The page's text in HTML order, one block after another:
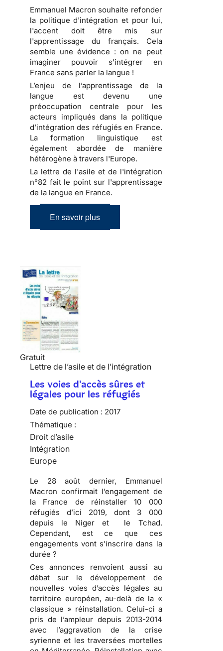
Emmanuel Macron souhaite refonder
la politique d'intégration et pour lui,
l'accent doit être mis sur
l'apprentissage du français. Cela
semble une évidence : on ne peut
imaginer pouvoir s'intégrer en
France sans parler la langue !
L’enjeu de l’apprentissage de la
langue est devenu une
préoccupation centrale pour les
acteurs impliqués dans la politique
d’intégration des réfugiés en France.
La formation linguistique est
également abordée de manière
hétérogène à travers l'Europe.
La lettre de l'asile et de l'intégration
n°82 fait le point sur l'apprentissage
de la langue en France.
En savoir plus
Gratuit
Lettre de l’asile et de l’intégration
Les voies d'accès sûres et
légales pour les réfugiés
Date de publication : 2017
Thématique :
Droit d’asile
Intégration
Europe
Le 28 août dernier, Emmanuel
Macron confirmait l’engagement de
la France de réinstaller 10 000
réfugiés d’ici 2019, dont 3 000
depuis le Niger et le Tchad.
Cependant, est ce que ces
engagements vont s’inscrire dans la
durée ?
Ces annonces renvoient aussi au
débat sur le développement de
nouvelles voies d’accès légales au
territoire européen, au-delà de la «
classique » réinstallation. Celui-ci a
pris de l’ampleur depuis 2013-2014
avec l’aggravation de la crise
syrienne et les traversées mortelles